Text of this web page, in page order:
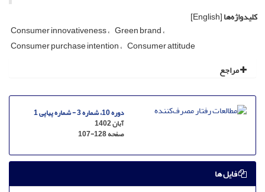
کلیدواژه‌ها[English]
Consumer innovativeness Green brand
Consumer purchase intention Consumer attitude
مراجع
دوره 10، شماره 3 - شماره پیاپی 1
آبان 1402
صفحه107-128
فایل ها